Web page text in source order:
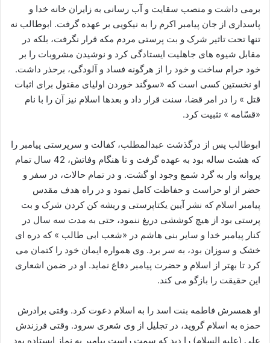
برمی داشت و منصب سقایت و آب رسانی به زایران خانه خدا و
پاسداری از جان پیامبر اکرم را به نیکویی بر عهده گرفت. ابوطالب نه
تنها تحت تاثیر شرک و بت پرستی مردم مکه قرار نگرفت، بلکه در
مقابل شیوه های جاهلیت ایستادگی کرد و نوشیدن مشروبات را بر
خود حرام ساخت و خود را از هرگونه فساد و آلودگی، برحذر داشت.
او نخستین کسی است که «سوگند خوردن اولیای مقتول برای اثبات
قتل » را در امر قضا، سنت قرار داد و بعدها اسلام نیز آن را با نام
«قسّامه » تثبیت کرد.
ابوطالب پس از درگذشت عبدالمطلب، کفالت و سرپرستی پیامبر را
که هشت ساله بود به عهده گرفت و تا هنگام وفاتش، 42 سال تمام
پروانه وار به گرد شمع وجود او گشت. و در تمام حالات، در سفر و
حضر از او حراست و حفاظت کامل نمود و در راه هدف مقدس
پیامبر اسلام که نشر آیین یکتاپرستی و ریشه کن کردن شرک و بت
پرستی بود از هیچ کوششی دریغ ننمود، حتی به مدت سه سال در
کنار پیامبر خدا و سایر بنی هاشم در «شعب ابی طالب » که دره ای
خشک و سوزان بود، به سر برد. وی همواره ایمان خود را کتمان می
کرد تا بهتر از اسلام و حضرت پیامبر دفاع نماید. او در ضمن اشعاری
این حقیقت را بازگو می کند.
او همسرش فاطمه بنت اسد را به اسلام دعوت کرد. وقتی برادرش
حمزه به اسلام گروید، در تجلیل از وی شعری سرود. وقتی فرزندش
علی (علیه السلام) را دید که سمت راست پیامبر به نماز ایستاده بود